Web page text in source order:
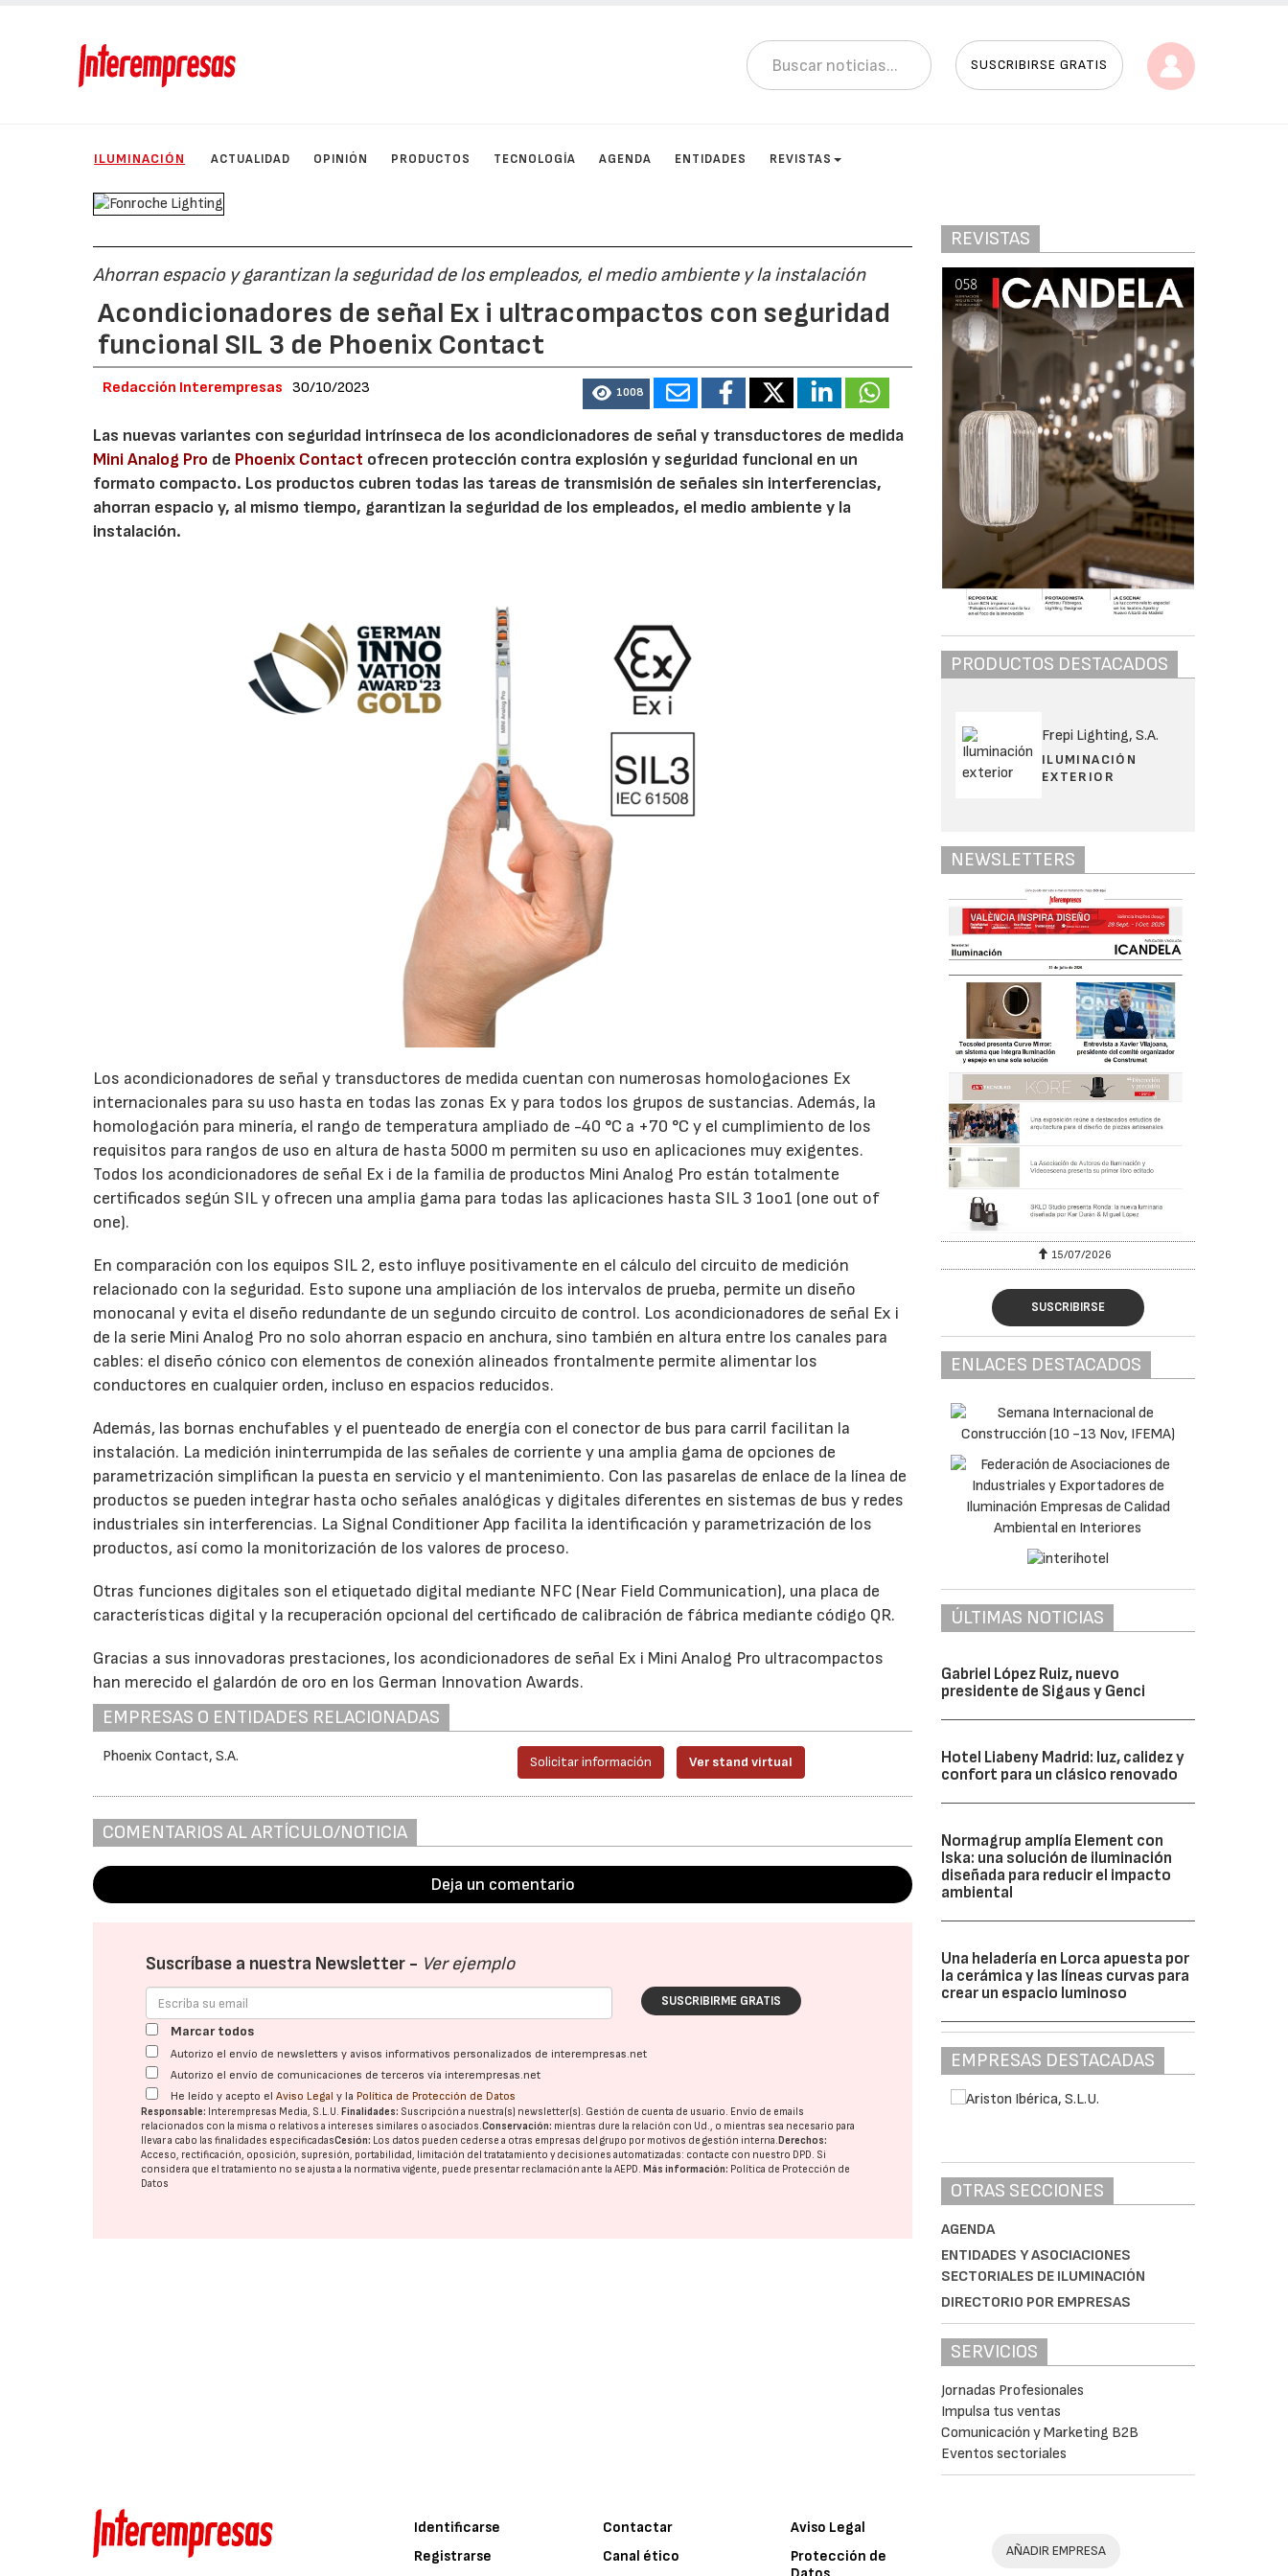
SUSCRIBIRSE GRATIS
ILUMINACIÓN ACTUALIDAD OPINIÓN PRODUCTOS TECNOLOGÍA AGENDA ENTIDADES REVISTAS
Ahorran espacio y garantizan la seguridad de los empleados, el medio ambiente y la instalación
Acondicionadores de señal Ex i ultracompactos con seguridad
funcional SIL 3 de Phoenix Contact
Redacción Interempresas 30/10/2023 1008
Las nuevas variantes con seguridad intrínseca de los acondicionadores de señal y transductores de medida
Mini Analog Pro de Phoenix Contact ofrecen protección contra explosión y seguridad funcional en un
formato compacto. Los productos cubren todas las tareas de transmisión de señales sin interferencias,
ahorran espacio y, al mismo tiempo, garantizan la seguridad de los empleados, el medio ambiente y la
instalación.
Los acondicionadores de señal y transductores de medida cuentan con numerosas homologaciones Ex
internacionales para su uso hasta en todas las zonas Ex y para todos los grupos de sustancias. Además, la
homologación para minería, el rango de temperatura ampliado de -40 °C a +70 °C y el cumplimiento de los
requisitos para rangos de uso en altura de hasta 5000 m permiten su uso en aplicaciones muy exigentes.
Todos los acondicionadores de señal Ex i de la familia de productos Mini Analog Pro están totalmente
certificados según SIL y ofrecen una amplia gama para todas las aplicaciones hasta SIL 3 1oo1 (one out of
one).
En comparación con los equipos SIL 2, esto influye positivamente en el cálculo del circuito de medición
relacionado con la seguridad. Esto supone una ampliación de los intervalos de prueba, permite un diseño
monocanal y evita el diseño redundante de un segundo circuito de control. Los acondicionadores de señal Ex i
de la serie Mini Analog Pro no solo ahorran espacio en anchura, sino también en altura entre los canales para
cables: el diseño cónico con elementos de conexión alineados frontalmente permite alimentar los
conductores en cualquier orden, incluso en espacios reducidos.
Además, las bornas enchufables y el puenteado de energía con el conector de bus para carril facilitan la
instalación. La medición ininterrumpida de las señales de corriente y una amplia gama de opciones de
parametrización simplifican la puesta en servicio y el mantenimiento. Con las pasarelas de enlace de la línea de
productos se pueden integrar hasta ocho señales analógicas y digitales diferentes en sistemas de bus y redes
industriales sin interferencias. La Signal Conditioner App facilita la identificación y parametrización de los
productos, así como la monitorización de los valores de proceso.
Otras funciones digitales son el etiquetado digital mediante NFC (Near Field Communication), una placa de
características digital y la recuperación opcional del certificado de calibración de fábrica mediante código QR.
Gracias a sus innovadoras prestaciones, los acondicionadores de señal Ex i Mini Analog Pro ultracompactos
han merecido el galardón de oro en los German Innovation Awards.
EMPRESAS O ENTIDADES RELACIONADAS
Phoenix Contact, S.A. Solicitar información Ver stand virtual
COMENTARIOS AL ARTÍCULO/NOTICIA
Deja un comentario
Suscríbase a nuestra Newsletter - Ver ejemplo
SUSCRIBIRME GRATIS
Marcar todos
Autorizo el envío de newsletters y avisos informativos personalizados de interempresas.net
Autorizo el envío de comunicaciones de terceros vía interempresas.net
He leído y acepto elAviso Legal y la Política de Protección de Datos
Responsable: Interempresas Media, S.L.U. Finalidades: Suscripción a nuestra(s) newsletter(s). Gestión de cuenta de usuario. Envío de emails
relacionados con la misma o relativos a intereses similares o asociados.Conservación: mientras dure la relación con Ud., o mientras sea necesario para
llevar a cabo las finalidades especificadasCesión: Los datos pueden cederse a otras empresas del grupo por motivos de gestión interna. Derechos:
Acceso, rectificación, oposición, supresión, portabilidad, limitación del tratatamiento y decisiones automatizadas: contacte con nuestro DPD. Si
considera que el tratamiento no se ajusta a la normativa vigente, puede presentar reclamación ante laAEPD. Más información: Política de Protección de
Datos
REVISTAS
PRODUCTOS DESTACADOS
Frepi Lighting, S.A.
ILUMINACIÓN
EXTERIOR
NEWSLETTERS
15/07/2026
SUSCRIBIRSE
ENLACES DESTACADOS
ÚLTIMAS NOTICIAS
Gabriel López Ruiz, nuevo
presidente de Sigaus y Genci
Hotel Liabeny Madrid: luz, calidez y
confort para un clásico renovado
Normagrup amplía Element con
Iska: una solución de iluminación
diseñada para reducir el impacto
ambiental
Una heladería en Lorca apuesta por
la cerámica y las líneas curvas para
crear un espacio luminoso
EMPRESAS DESTACADAS
OTRAS SECCIONES
AGENDA
ENTIDADES Y ASOCIACIONES
SECTORIALES DE ILUMINACIÓN
DIRECTORIO POR EMPRESAS
SERVICIOS
Jornadas Profesionales
Impulsa tus ventas
Comunicación y Marketing B2B
Eventos sectoriales
Identificarse
Registrarse
Contactar
Canal ético
Aviso Legal
Protección de
AÑADIR EMPRESA